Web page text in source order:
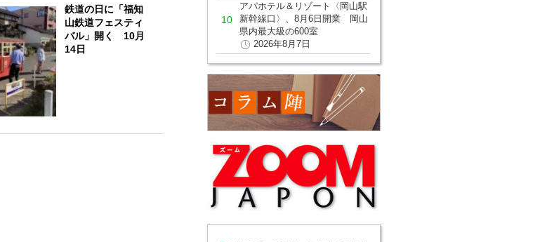
鉄道の日に「福知
山鉄道フェスティ
バル」開く 10月
14日
アパホテル＆リゾート〈岡山駅
新幹線口〉、8月6日開業 岡山
県内最大級の600室
2026年8月7日